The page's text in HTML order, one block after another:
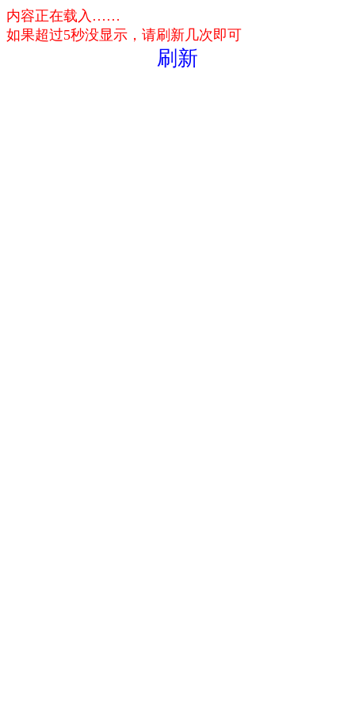
内容正在载入……
如果超过5秒没显示，请刷新几次即可
刷新